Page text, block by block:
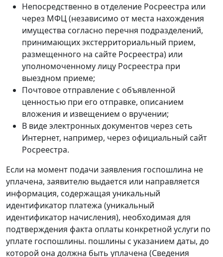
Непосредственно в отделение Росреестра или
через МФЦ (независимо от места нахождения
имущества согласно перечня подразделений,
принимающих экстерриториальный прием,
размещенного на сайте Росреестра) или
уполномоченному лицу Росреестра при
выездном приеме;
Почтовое отправление с объявленной
ценностью при его отправке, описанием
вложения и извещением о вручении;
В виде электронных документов через сеть
Интернет, например, через официальный сайт
Росреестра.
Если на момент подачи заявления госпошлина не
уплачена, заявителю выдается или направляется
информация, содержащая уникальный
идентификатор платежа (уникальный
идентификатор начисления), необходимая для
подтверждения факта оплаты конкретной услуги по
уплате госпошлины. пошлины с указанием даты, до
которой она должна быть уплачена (Сведения